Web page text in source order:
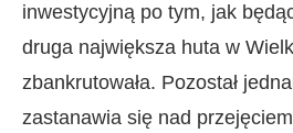
inwestycyjną po tym, jak
druga największa huta w
zbankrutowała. Pozostał
zastanawia się nad